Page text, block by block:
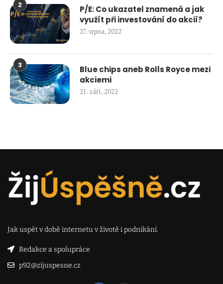
2
P/E: Co ukazatel znamená a jak
využít při investování do akcií?
27. srpna, 2022
3
Blue chips aneb Rolls Royce mezi
akciemi
21. září, 2022
Jak uspět v době internetu v životě i podnikání.
Redakce a spolupráce
p92@zijuspesne.cz